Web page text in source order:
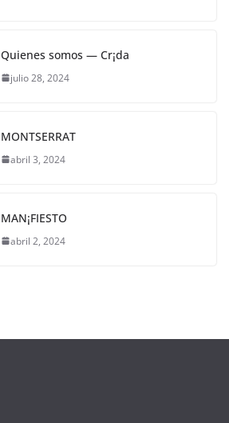
Quienes somos — Cr¡da
julio 28, 2024
MONTSERRAT
abril 3, 2024
MAN¡FIESTO
abril 2, 2024